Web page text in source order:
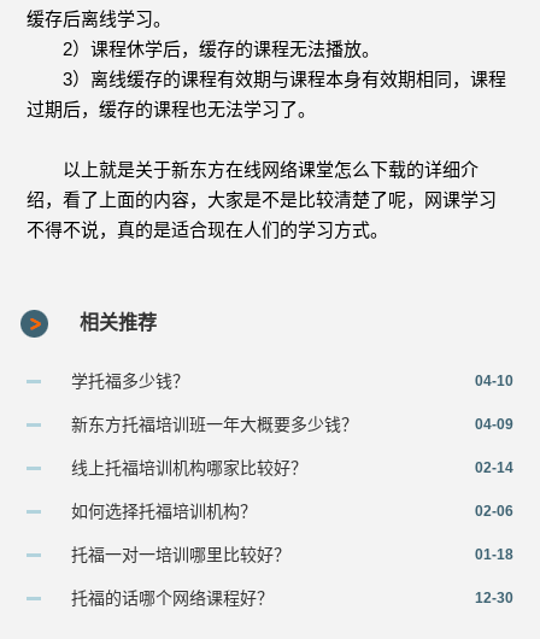
缓存后离线学习。
2）课程休学后，缓存的课程无法播放。
3）离线缓存的课程有效期与课程本身有效期相同，课程
过期后，缓存的课程也无法学习了。
以上就是关于新东方在线网络课堂怎么下载的详细介
绍，看了上面的内容，大家是不是比较清楚了呢，网课学习
不得不说，真的是适合现在人们的学习方式。
相关推荐
学托福多少钱？ 04-10
新东方托福培训班一年大概要多少钱？ 04-09
线上托福培训机构哪家比较好？ 02-14
如何选择托福培训机构？ 02-06
托福一对一培训哪里比较好？ 01-18
托福的话哪个网络课程好？ 12-30